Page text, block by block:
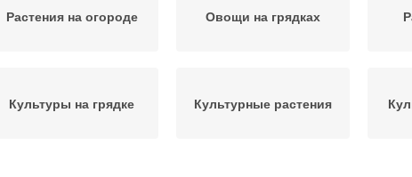
Растения на огороде Овощи на грядках
Культуры на грядке Культурные растения